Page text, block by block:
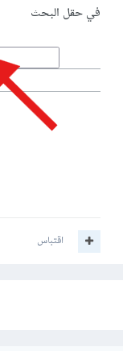
في حقل البحث
اقتباس